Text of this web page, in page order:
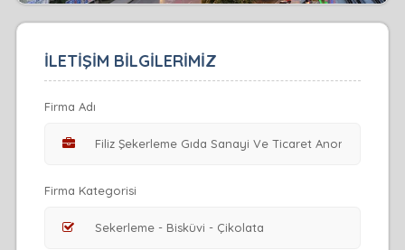
İLETİŞİM BİLGİLERİMİZ
Firma Adı
Firma Kategorisi